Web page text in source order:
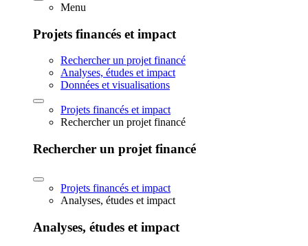
Menu
Projets financés et impact
Rechercher un projet financé
Analyses, études et impact
Données et visualisations
Projets financés et impact
Rechercher un projet financé
Rechercher un projet financé
Projets financés et impact
Analyses, études et impact
Analyses, études et impact